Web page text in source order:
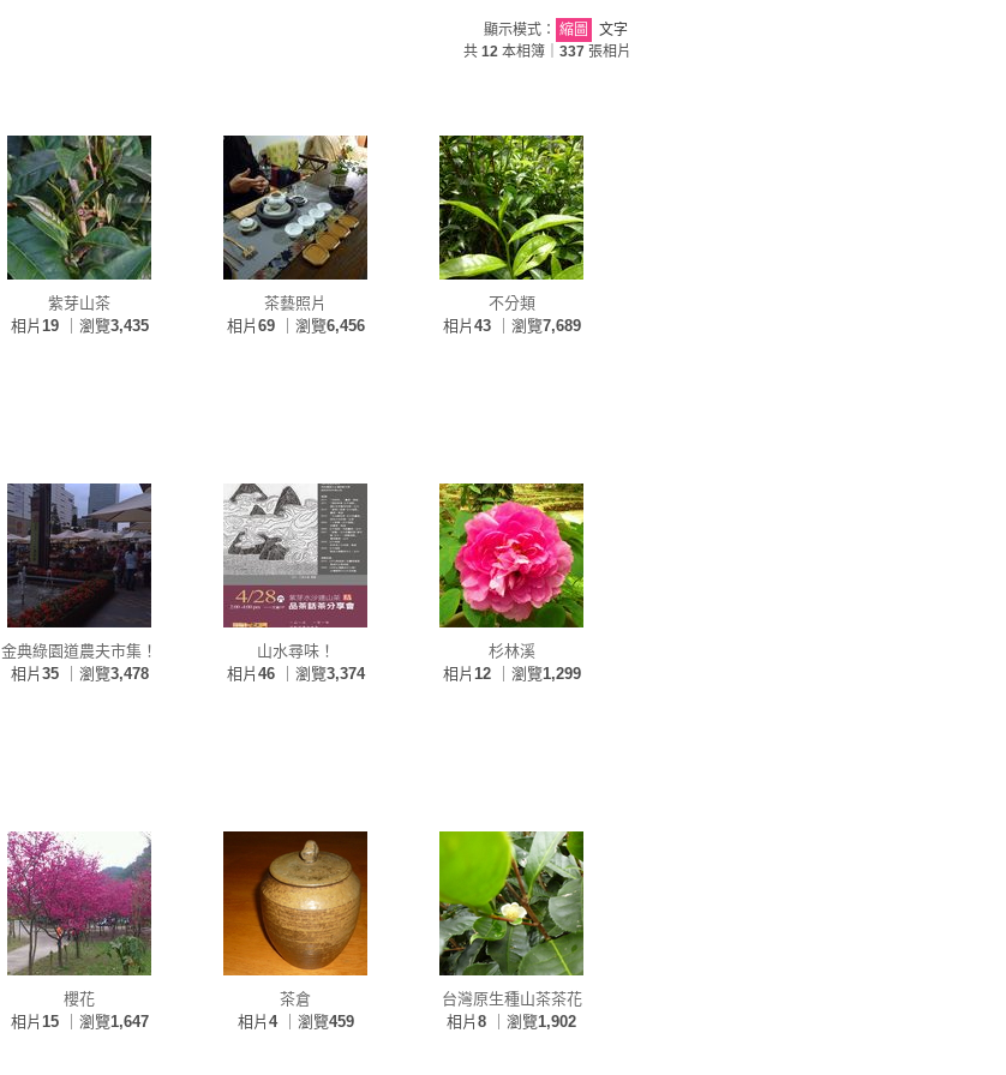
顯示模式： 縮圖
文字
共 12 本相簿｜ 337 張相片
紫芽山茶
相片 19｜瀏覽3,435
茶藝照片
相片 69｜瀏覽6,456
不分類
相片 43｜瀏覽7,689
金典綠園道農夫市集！
相片 35｜瀏覽3,478
山水尋味！
相片 46｜瀏覽3,374
杉林溪
相片 12｜瀏覽1,299
櫻花
相片 15｜瀏覽1,647
茶倉
相片 4｜瀏覽459
台灣原生種山茶茶花
相片 8 ｜瀏覽1,902